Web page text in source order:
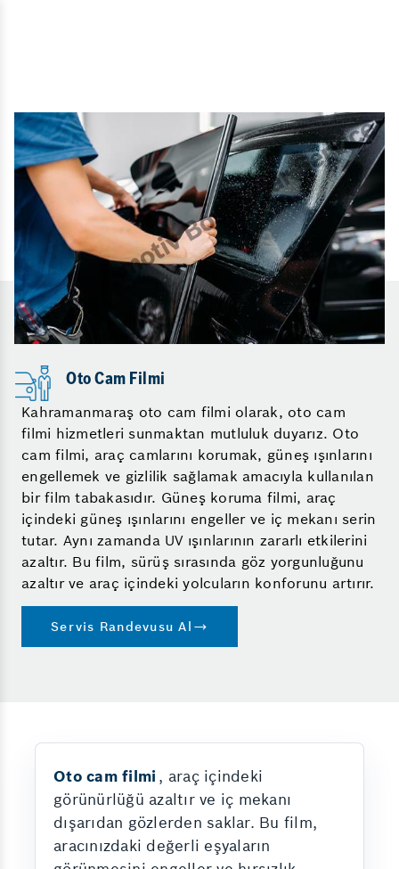
Oto Cam Filmi
Kahramanmaraş oto cam filmi olarak, oto cam
filmi hizmetleri sunmaktan mutluluk duyarız. Oto
cam filmi, araç camlarını korumak, güneş ışınlarını
engellemek ve gizlilik sağlamak amacıyla kullanılan
bir film tabakasıdır. Güneş koruma filmi, araç
içindeki güneş ışınlarını engeller ve iç mekanı serin
tutar. Aynı zamanda UV ışınlarının zararlı etkilerini
azaltır. Bu film, sürüş sırasında göz yorgunluğunu
azaltır ve araç içindeki yolcuların konforunu artırır.
Servis Randevusu Al
Oto cam filmi , araç içindeki
görünürlüğü azaltır ve iç mekanı
dışarıdan gözlerden saklar. Bu film,
aracınızdaki değerli eşyaların